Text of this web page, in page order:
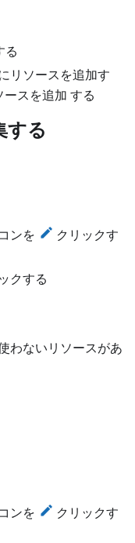
る
リソースを追加す
スを追加 する
する
ンを
クリックす
クする
わないリソースがあ
ンを
クリックす